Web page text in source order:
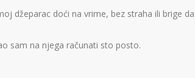
džeparac doći na vrime, bez straha ili brige
sam na njega računati sto posto.